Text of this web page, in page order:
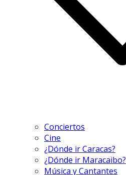
Conciertos
Cine
¿Dónde ir Caracas?
¿Dónde ir Maracaibo?
Música y Cantantes